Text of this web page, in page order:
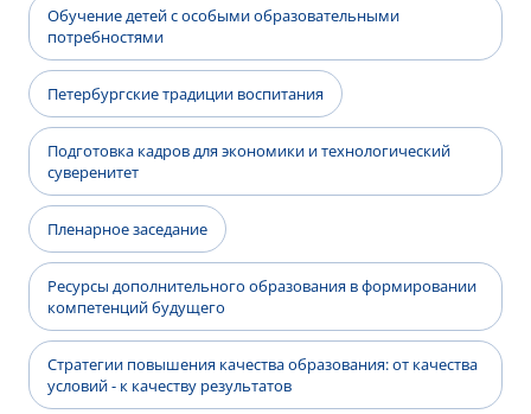
Обучение детей с особыми образовательными
потребностями
Петербургские традиции воспитания
Подготовка кадров для экономики и технологический
суверенитет
Пленарное заседание
Ресурсы дополнительного образования в формировании
компетенций будущего
Стратегии повышения качества образования: от качества
условий - к качеству результатов